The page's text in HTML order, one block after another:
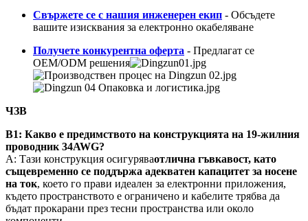
Свържете се с нашия инженерен екип - Обсъдете
вашите изисквания за електронно окабеляване
Получете конкурентна оферта - Предлагат се
OEM/ODM решения
ЧЗВ
В1: Какво е предимството на конструкцията на 19-жилния
проводник 34AWG?
A: Тази конструкция осигуряваотлична гъвкавост, като
същевременно се поддържа адекватен капацитет за носене
на ток, което го прави идеален за електронни приложения,
където пространството е ограничено и кабелите трябва да
бъдат прокарани през тесни пространства или около